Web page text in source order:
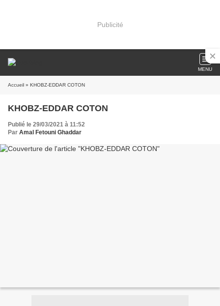
Publicité
MENU
Accueil » KHOBZ-EDDAR COTON
KHOBZ-EDDAR COTON
Publié le 29/03/2021 à 11:52
Par Amal Fetouni Ghaddar